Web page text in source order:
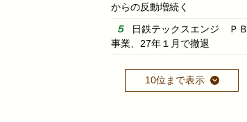
からの反動増続く
日鉄テックスエンジ ＰＢ
事業、27年１月で撤退
10位まで表示